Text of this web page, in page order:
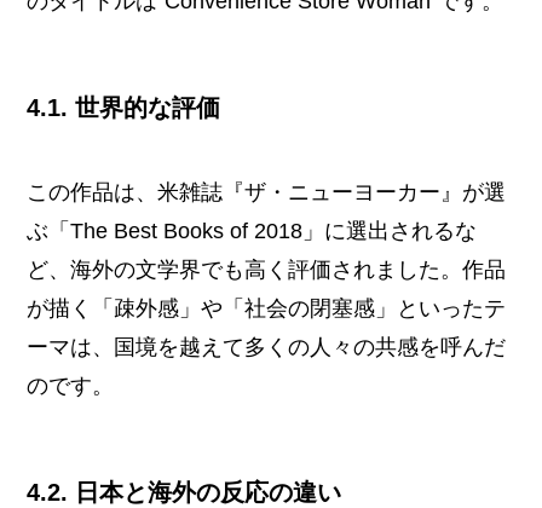
4.1. 世界的な評価
この作品は、米雑誌『ザ・ニューヨーカー』が選
ぶ「The Best Books of 2018」に選出されるな
ど、海外の文学界でも高く評価されました。作品
が描く「疎外感」や「社会の閉塞感」といったテ
ーマは、国境を越えて多くの人々の共感を呼んだ
のです。
4.2. 日本と海外の反応の違い